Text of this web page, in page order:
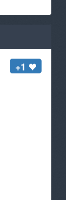
+1